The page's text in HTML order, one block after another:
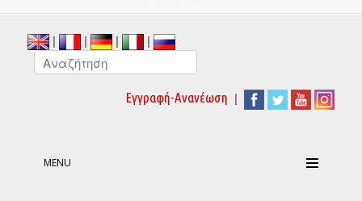
| | | |
Εγγραφή-Ανανέωση |
MENU